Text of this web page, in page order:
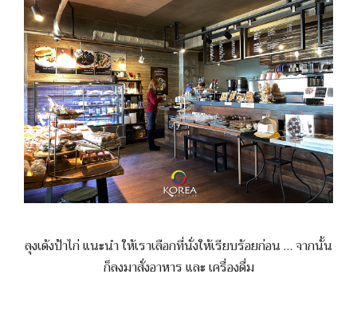
ลุงเด้งป้าไก่ แนะนำ ให้เราเลือกที่นั่งให้เรียบร้อยก่อน … จากนั้น
ก็ลงมาสั่งอาหาร และ เครื่องดื่ม